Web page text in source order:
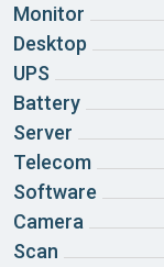
Monitor
Desktop
UPS
Battery
Server
Telecom
Software
Camera
Scan